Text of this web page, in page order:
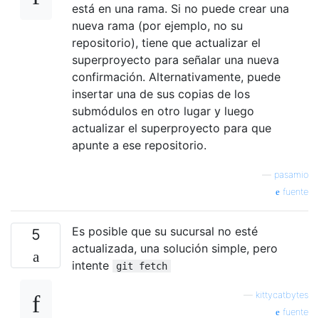
está en una rama. Si no puede crear una
nueva rama (por ejemplo, no su
repositorio), tiene que actualizar el
superproyecto para señalar una nueva
confirmación. Alternativamente, puede
insertar una de sus copias de los
submódulos en otro lugar y luego
actualizar el superproyecto para que
apunte a ese repositorio.
pasamio
fuente
5
Es posible que su sucursal no esté
actualizada, una solución simple, pero
intente
git fetch
kittycatbytes
fuente